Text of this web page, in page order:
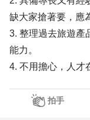
缺大家搶著要，應
3. 整理過去旅遊產
能力。
4. 不用擔心，人才
拍手